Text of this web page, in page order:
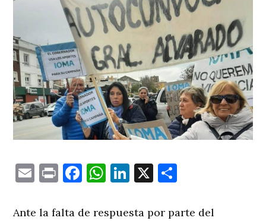
EmailPrintFacebook
WhatsApp
LinkedIn
X
Ante la falta de respuesta por parte del